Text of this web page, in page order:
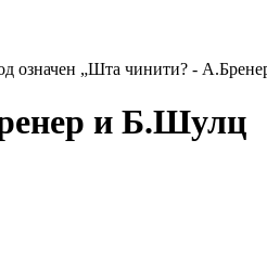
oзначен „Шта чинити? -
и Б.Шулц